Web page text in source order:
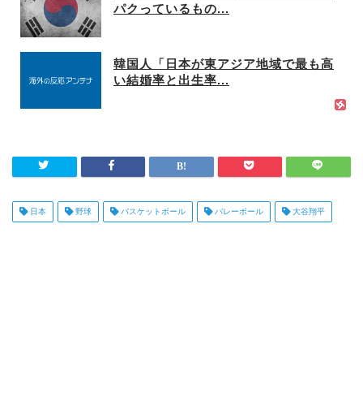
パクっているもの...
韓国人「日本が東アジア地域で最も高
い結婚率と出生率...
日本 野球 バスケットボール バレーボール 大谷翔平